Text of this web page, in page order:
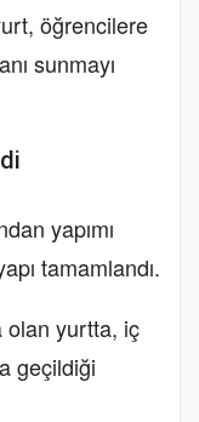
öğrencilere
sunmayı
yapımı
tamamlandı.
olan yurtta, iç
geçildiği